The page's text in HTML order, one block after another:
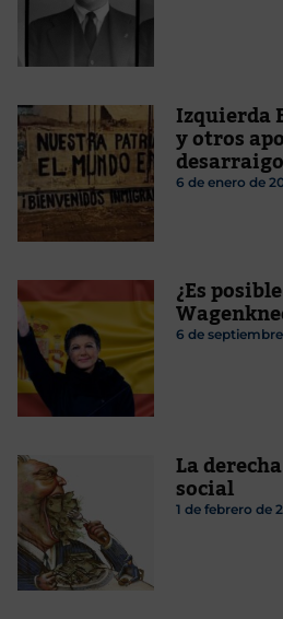
Izquierda
y otros
desarraigo
6 de enero de
¿Es
6 de
La
social
1 de febrero de